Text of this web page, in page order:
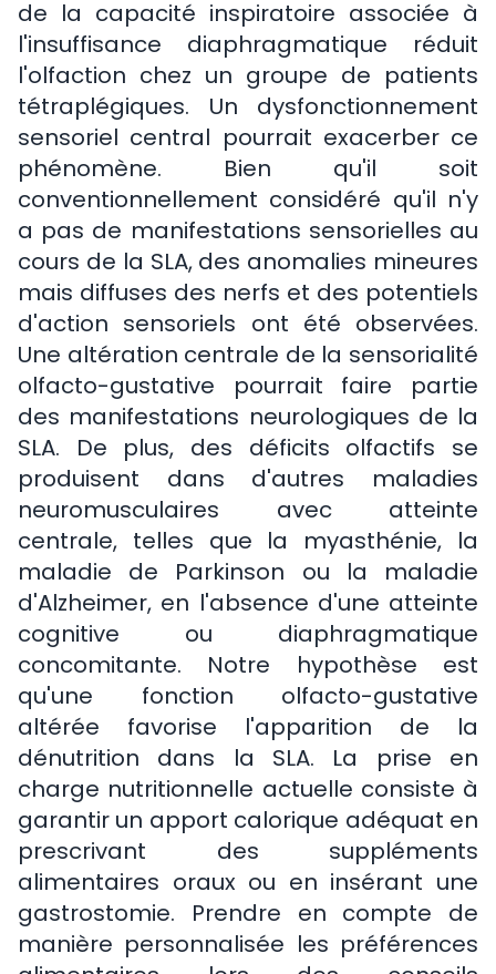
de la capacité inspiratoire associée à
l'insuffisance diaphragmatique réduit
l'olfaction chez un groupe de patients
tétraplégiques. Un dysfonctionnement
sensoriel central pourrait exacerber ce
phénomène. Bien qu'il soit
conventionnellement considéré qu'il n'y
a pas de manifestations sensorielles au
cours de la SLA, des anomalies mineures
mais diffuses des nerfs et des potentiels
d'action sensoriels ont été observées.
Une altération centrale de la sensorialité
olfacto-gustative pourrait faire partie
des manifestations neurologiques de la
SLA. De plus, des déficits olfactifs se
produisent dans d'autres maladies
neuromusculaires avec atteinte
centrale, telles que la myasthénie, la
maladie de Parkinson ou la maladie
d'Alzheimer, en l'absence d'une atteinte
cognitive ou diaphragmatique
concomitante. Notre hypothèse est
qu'une fonction olfacto-gustative
altérée favorise l'apparition de la
dénutrition dans la SLA. La prise en
charge nutritionnelle actuelle consiste à
garantir un apport calorique adéquat en
prescrivant des suppléments
alimentaires oraux ou en insérant une
gastrostomie. Prendre en compte de
manière personnalisée les préférences